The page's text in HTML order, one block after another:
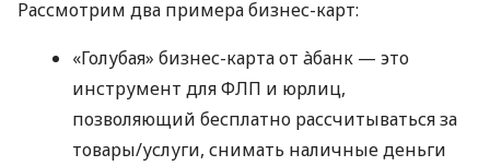
Рассмотрим два примера бизнес-карт:
«Голубая» бизнес-карта от àбанк — это
инструмент для ФЛП и юрлиц,
позволяющий бесплатно рассчитываться за
товары/услуги, снимать наличные деньги